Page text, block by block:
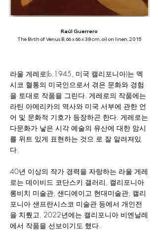
Raúl Guerrero
The Birth of Venus B, 66 x 66 x 3.8 cm, oil on linen, 2015
라울 게레로(b.1945, 미국 캘리포니아)는 멕
시코 혈통의 미국인으로서 겪은 문화와 경험
을 토대로 작품을 그린다. 게레로의 작품에는
라틴 아메리카의 역사와 미국 서부에 관한 언
어 및 문화적 기호가 등장하곤 한다. 게레로는
다문화가 낳은 시각 예술의 유산에 대한 암시
를 위트 있게 표현하는 것으 로 잘 알려져있
다.
40년 이상의 작가 경력을 자랑하는 라울 게레
로는 데이비드 코단스키 갤러리, 캘리포니아
롱비치 미술관, 샌디에이고 현대미술관, 캘리
포니아 샌프란시스코 미술관 등에서 개인전
을 치뤘고, 2022년에는 캘리포니아 비엔날레
에서 작품을 선보이기도 했다.